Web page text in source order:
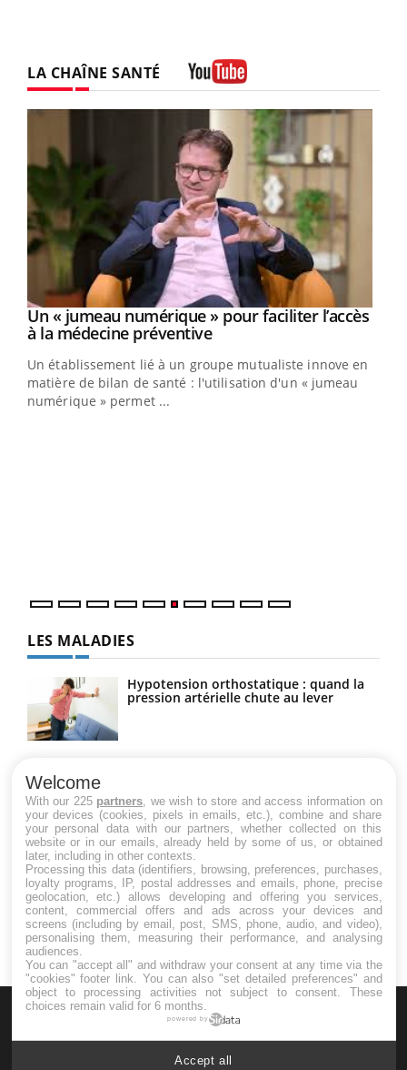
LA CHAÎNE SANTÉ
Youtube
Un « jumeau numérique » pour faciliter l’accès
à la médecine préventiveYoutube
Un établissement lié à un groupe mutualiste innove en
matière de bilan de santé : l'utilisation d'un « jumeau
numérique » permet ...
LES MALADIES
Hypotension orthostatique : quand la
pression artérielle chute au lever
Maladie de Charcot (Sclérose latérale
amyotrophique)
Welcome
With our 225 partners , we wish to store and access information on
your devices (cookies, pixels in emails, etc.), combine and share
your personal data with our partners, whether collected on this
website or in our emails, already held by some of us, or obtained
later, including in other contexts.
Processing this data (identifiers, browsing, preferences, purchases,
loyalty programs, IP, postal addresses and emails, phone, precise
geolocation, etc.) allows developing and offering you services,
content, commercial offers and ads across your devices and
screens (including by email, post, SMS, phone, audio, and video),
personalising them, measuring their performance, and analysing
audiences.
You can "accept all" and withdraw your consent at any time via the
"cookies" footer link . You can also "set detailed preferences" and
object to processing activities not subject to consent. These
choices remain valid for 6 months.
powered by
Accept all